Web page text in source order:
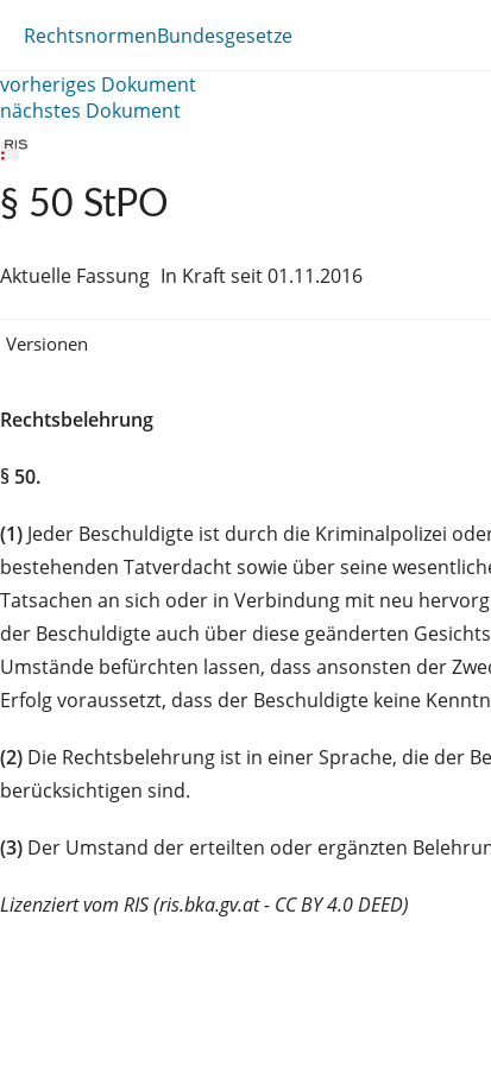
RechtsnormenBundesgesetze
vorheriges Dokument
nächstes Dokument
§ 50 StPO
Aktuelle Fassung In Kraft seit 01.11.2016
Versionen
Rechtsbelehrung
§ 50.
(1) Jeder Beschuldigte ist durch die Kriminalpolizei
bestehenden Tatverdacht sowie über seine
Tatsachen an sich oder in Verbindung mit neu
der Beschuldigte auch über diese geänderten
Umstände befürchten lassen, dass ansonsten der
Erfolg voraussetzt, dass der Beschuldigte keine
(2) Die Rechtsbelehrung ist in einer Sprache, die der
berücksichtigen sind.
(3) Der Umstand der erteilten oder ergänzten
Lizenziert vom RIS (ris.bka.gv.at - CC BY 4.0 DEED)